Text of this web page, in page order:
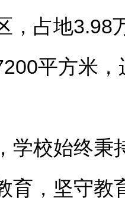
，占地3.98
平方米
校始终秉持
育，坚守教